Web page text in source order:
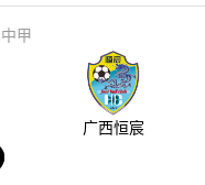
中甲
广西恒宸